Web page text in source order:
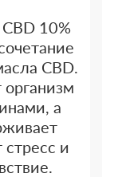
10%
CBD.
а
и